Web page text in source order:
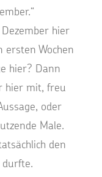
hier
Wochen
hier? Dann
hier mit, freu
oder
Male.
den